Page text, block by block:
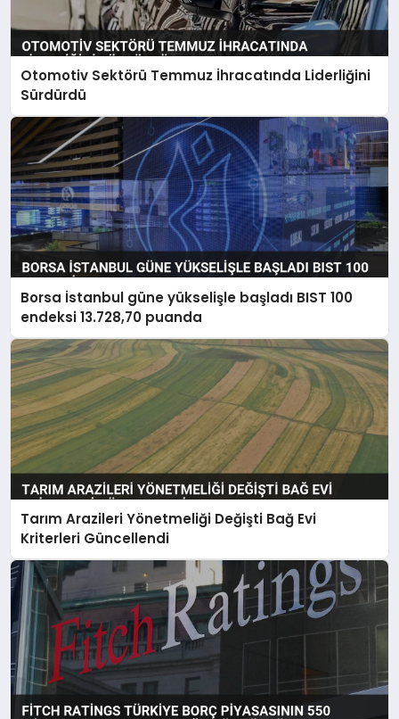
Otomotiv Sektörü Temmuz İhracatında Liderliğini
Sürdürdü
Borsa İstanbul güne yükselişle başladı BIST 100
endeksi 13.728,70 puanda
Tarım Arazileri Yönetmeliği Değişti Bağ Evi
Kriterleri Güncellendi